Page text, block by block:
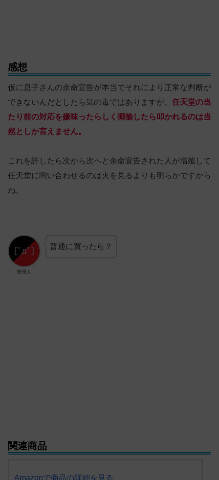
感想
仮に息子さんの余命宣告が本当でそれにより正常な判断が
できないんだとしたら気の毒ではありますが、 任天堂の当
たり前の対応を嫌味ったらしく揶揄したら叩かれるのは当
然としか言えません。
これを許したら次から次へと余命宣告された人が増殖して
任天堂に問い合わせるのは火を見るよりも明らかですから
ね。
管理人
普通に買ったら？
関連商品
Amazonで商品の詳細を見る